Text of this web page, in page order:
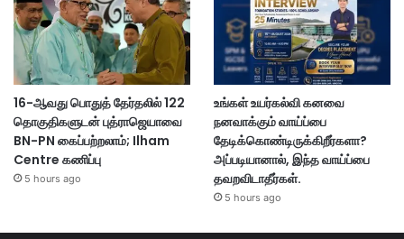
16-ஆவது பொதுத் தேர்தலில் 122
தொகுதிகளுடன் புத்ராஜெயாவை
BN-PN கைப்பற்றலாம்; Ilham
Centre கணிப்பு
5 hours ago
உங்கள் உயர்கல்வி கனவை
நனவாக்கும் வாய்ப்பை
தேடிக்கொண்டிருக்கிறீர்களா?
அப்படியானால், இந்த வாய்ப்பை
தவறவிடாதீர்கள்.
5 hours ago